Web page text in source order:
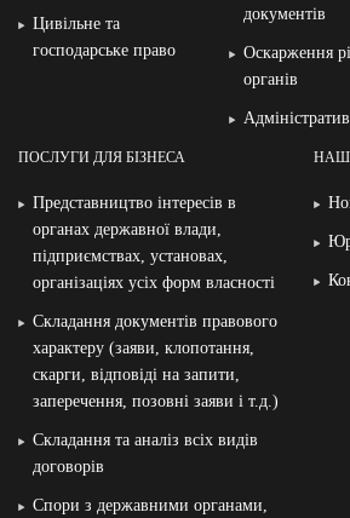
Цивільне та
господарське право
документів
Оскарження
органів
ПОСЛУГИ ДЛЯ БІЗНЕСА
Представництво інтересів в
органах державної влади,
підприємствах, установах,
організаціях усіх форм власності
Складання документів правового
характеру (заяви, клопотання,
скарги, відповіді на запити,
заперечення, позовні заяви і т.д.)
Складання та аналіз всіх видів
договорів
Спори з державними органами,